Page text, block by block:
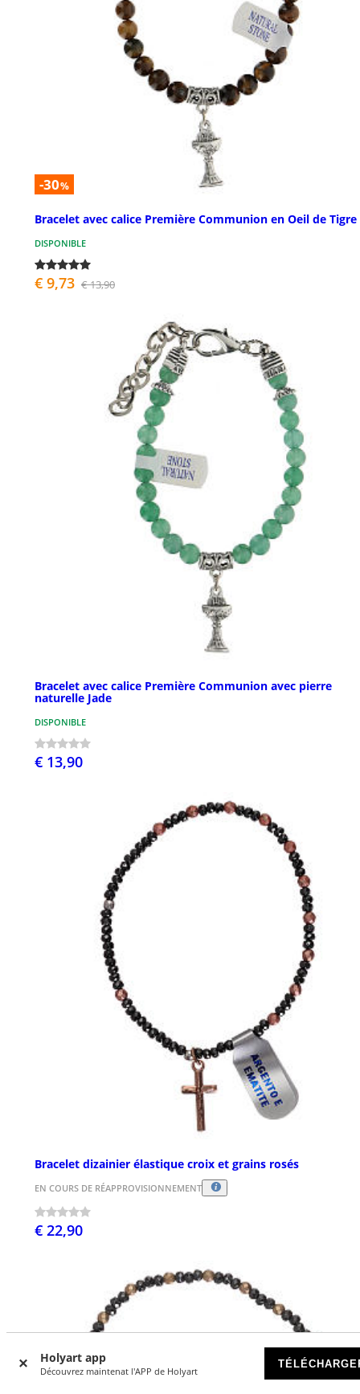
Holyart app
Découvrez maintenat l'APP de Holyart
-30%
Bracelet avec calice Première Communion en Oeil de Tigre
DISPONIBLE
€ 9,73 € 13,90
Bracelet avec calice Première Communion avec pierre
naturelle Jade
DISPONIBLE
€ 13,90
Bracelet dizainier élastique croix et grains rosés
EN COURS DE RÉAPPROVISIONNEMENT
€ 22,90